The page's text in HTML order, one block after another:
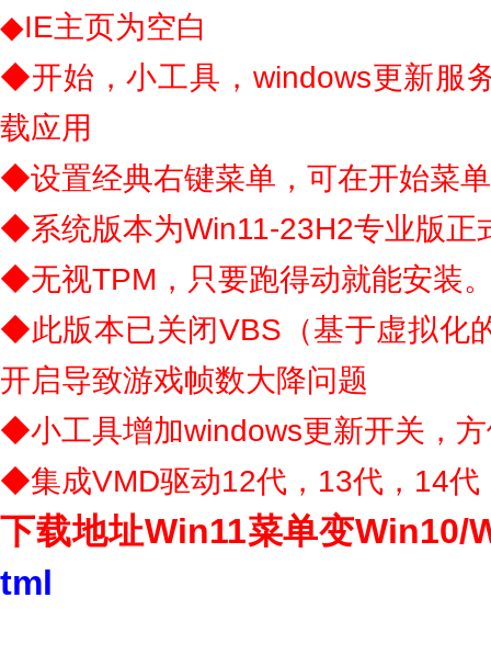
◆IE主页为空白
◆开始，小工具，windows更新服
载应用
◆设置经典右键菜单，可在开始菜
◆系统版本为Win11-23H2专业版正
◆无视TPM，只要跑得动就能安装
◆此版本已关闭VBS（基于虚拟化
开启导致游戏帧数大降问题
◆小工具增加windows更新开关，
◆集成VMD驱动12代，13代，14代
下载地址Win11菜单变Win10/
tml